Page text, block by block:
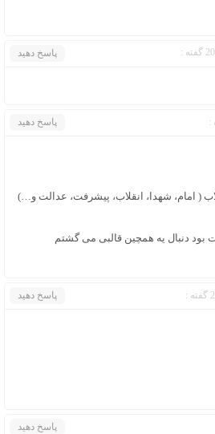
پاسخ دهید
پاسخ دهید
( امام، شهدا، انقلاب، پیشرفت، عدالت و…)
بود دنبال یه همچین قالبی می گشتم
پاسخ دهید
پاسخ دهید